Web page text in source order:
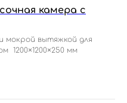
камера с
мокрой вытяжкой для
1200×1200×250 мм